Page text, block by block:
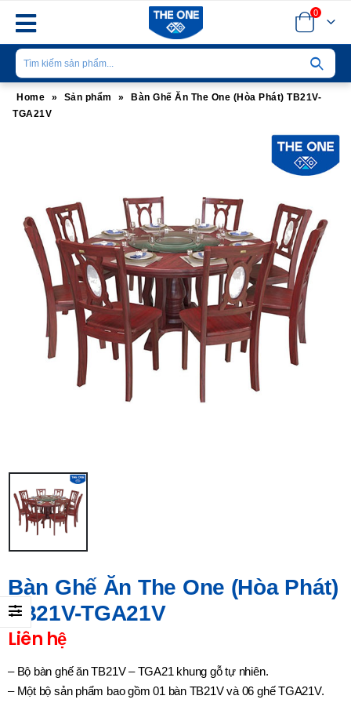
0
Home » Sản phẩm »
Bàn Ghế Ăn The One (Hòa Phát) TB21V-
TGA21V
Bàn Ghế Ăn The One (Hòa Phát)
TB21V-TGA21V
Liên hệ
– Bộ bàn ghế ăn TB21V – TGA21 khung gỗ tự nhiên.
– Một bộ sản phẩm bao gồm 01 bàn TB21V và 06 ghế TGA21V.